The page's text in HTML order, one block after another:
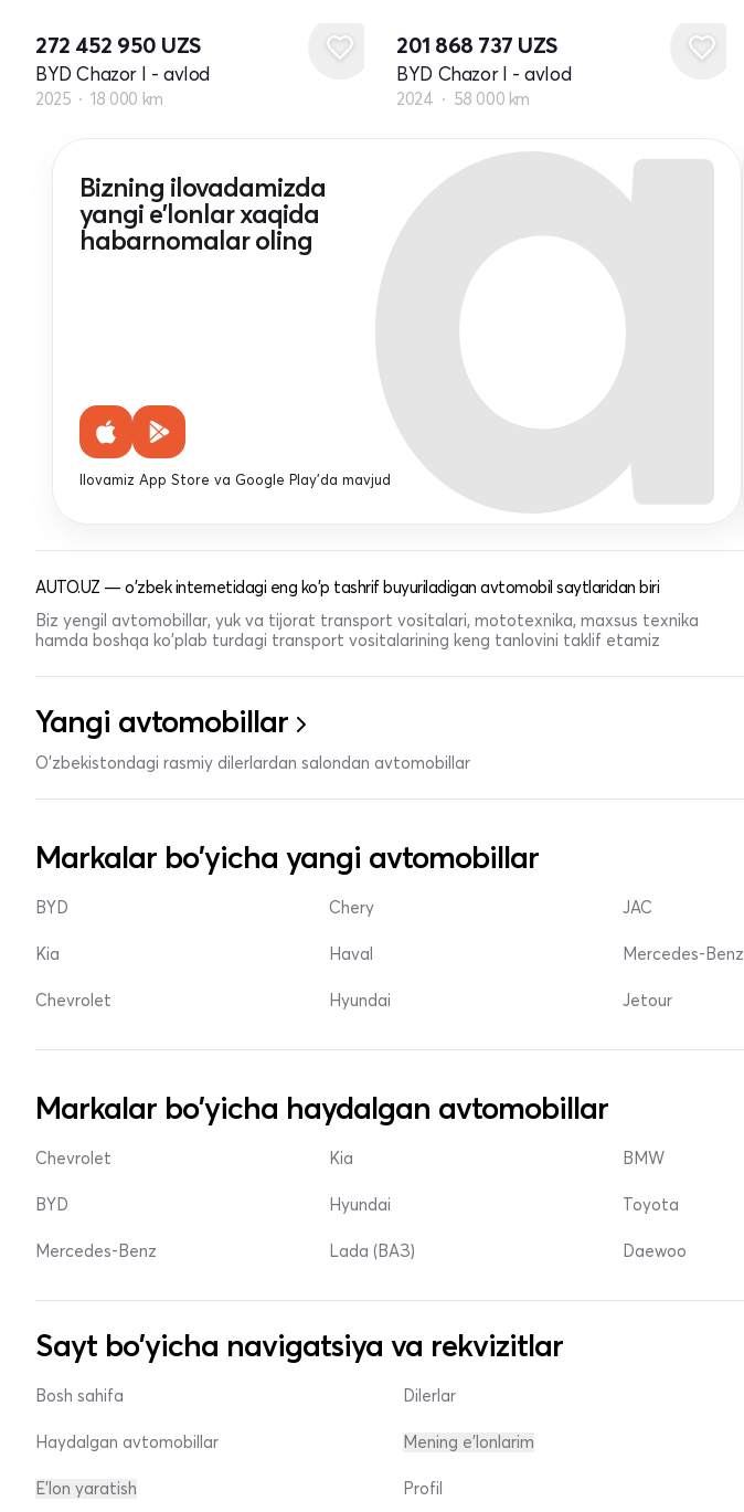
272 452 950 UZS
BYD Chazor I - avlod
2025 18 000 km
201 868 737 UZS
BYD Chazor I - avlod
2024 58 000 km
Bizning ilovadamizda
yangi e'lonlar xaqida
habarnomalar oling
Ilovamiz App Store va Google Play'da mavjud
AUTO.UZ — o'zbek internetidagi eng ko'p tashrif buyuriladigan avtomobil saytlaridan biri
Biz yengil avtomobillar, yuk va tijorat transport vositalari, mototexnika, maxsus texnika
hamda boshqa ko'plab turdagi transport vositalarining keng tanlovini taklif etamiz
Yangi avtomobillar
O'zbekistondagi rasmiy dilerlardan salondan avtomobillar
Markalar bo'yicha yangi avtomobillar
BYD
Kia
Chevrolet
Chery
Haval
Hyundai
JAC
Mercedes-Benz
Jetour
Markalar bo'yicha haydalgan avtomobillar
Chevrolet
BYD
Mercedes-Benz
Kia
Hyundai
Lada (ВАЗ)
BMW
Toyota
Daewoo
Sayt bo'yicha navigatsiya va rekvizitlar
Bosh sahifa
Haydalgan avtomobillar
E'lon yaratish
Dilerlar
Mening e'lonlarim
Profil